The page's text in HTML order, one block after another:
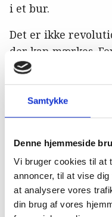
Samtykke
Denne hjemmeside
Vi bruger cookies til at
annoncer, til at vise
at analysere vores
din brug af vores
i et bur.
Det er ikke
der kan mærkes.
klienterne – og for
Et
adfærd
kun handlet om
var det med en
adfærdsfaglighed
samlede profil.